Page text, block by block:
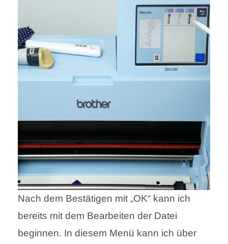
Nach dem Bestätigen mit „OK“ kann ich
bereits mit dem Bearbeiten der Datei
beginnen. In diesem Menü kann ich über